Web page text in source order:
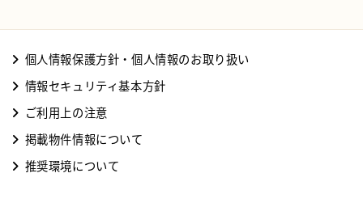
個⼈情報保護⽅針・個⼈情報のお取り扱い
情報セキュリティ基本⽅針
ご利⽤上の注意
掲載物件情報について
推奨環境について